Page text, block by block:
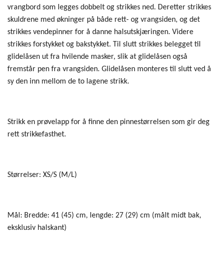
vrangbord som legges dobbelt og strikkes ned. Deretter strikkes
skuldrene med økninger på både rett- og vrangsiden, og det
strikkes vendepinner for å danne halsutskjæringen. Videre
strikkes forstykket og bakstykket. Til slutt strikkes belegget til
glidelåsen ut fra hvilende masker, slik at glidelåsen også
fremstår pen fra vrangsiden. Glidelåsen monteres til slutt ved å
sy den inn mellom de to lagene strikk.
Strikk en prøvelapp for å finne den pinnestørrelsen som gir deg
rett strikkefasthet.
Størrelser: XS/S (M/L)
Mål: Bredde: 41 (45) cm, lengde: 27 (29) cm (målt midt bak,
eksklusiv halskant)